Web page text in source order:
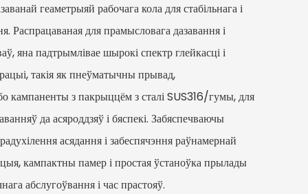
геаметрыяй рабочага кола для стабільнага і
Распрацаваная для прамысловага дазавання і
яна падтрымлівае шырокі спектр глейкасці і
такія як пнеўматычны прывад,
кампаненты з пакрыццём з сталі SUS316/гумы, для
да асяроддзяў і бяспекі. Забяспечваючы
асядання і забеспячэння раўнамернай
кампактны памер і простая ўстаноўка прылады
абслугоўвання і час прастояў.